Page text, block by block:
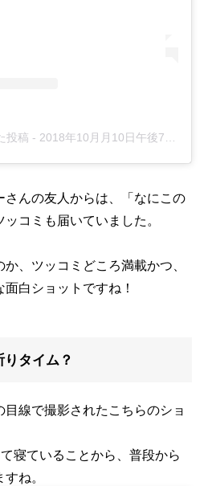
投稿 - 2018年10月月10日午後7時32分PDT
さんの友人からは、「なにこの
コミも届いていました。
、ツッコミどころ満載かつ、
白ショットですね！
タイム？
線で撮影されたこちらのショ
寝ていることから、普段から
ね。